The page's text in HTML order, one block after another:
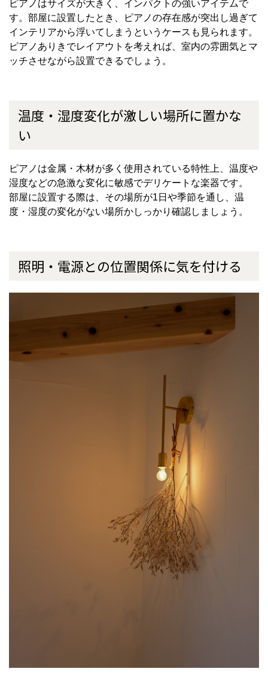
ピアノはサイズが大きく、インパクトの強いアイテムで
す。部屋に設置したとき、ピアノの存在感が突出し過ぎて
インテリアから浮いてしまうというケースも見られます。
ピアノありきでレイアウトを考えれば、室内の雰囲気とマ
ッチさせながら設置できるでしょう。
温度・湿度変化が激しい場所に置かな
い
ピアノは金属・木材が多く使用されている特性上、温度や
湿度などの急激な変化に敏感でデリケートな楽器です。
部屋に設置する際は、その場所が1 日や季節を通し、温
度・湿度の変化がない場所かしっかり確認しましょう。
照明・電源との位置関係に気を付ける